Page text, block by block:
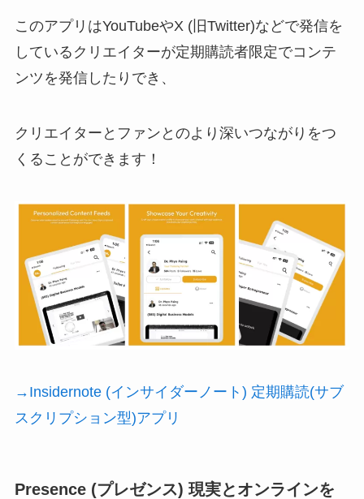
このアプリはYouTubeやX (旧Twitter)などで発信を
しているクリエイターが定期購読者限定でコンテ
ンツを発信したりでき、
クリエイターとファンとのより深いつながりをつ
くることができます！
→Insidernote (インサイダーノート) 定期購読(サブ
スクリプション型)アプリ
Presence (プレゼンス) 現実とオンラインを